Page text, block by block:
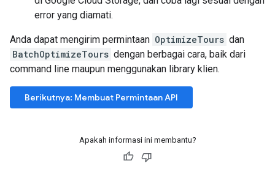
error yang diamati.
Anda dapat mengirim permintaan OptimizeTours dan
BatchOptimizeTours dengan berbagai cara, baik dari
command line maupun menggunakan library klien.
Berikutnya: Membuat Permintaan API
Apakah informasi ini membantu?